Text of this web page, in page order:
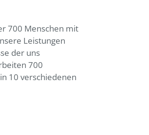
700 Menschen mit
Leistungen
der uns
700
10 verschiedenen